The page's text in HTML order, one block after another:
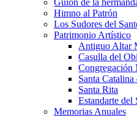
Guion de la
Himno al Patrón
Los Sudores del
Patrimonio Artístico
Antiguo Altar
Casulla del
Congregación
Santa Catalina
Santa Rita
Estandarte del
Memorias Anuales